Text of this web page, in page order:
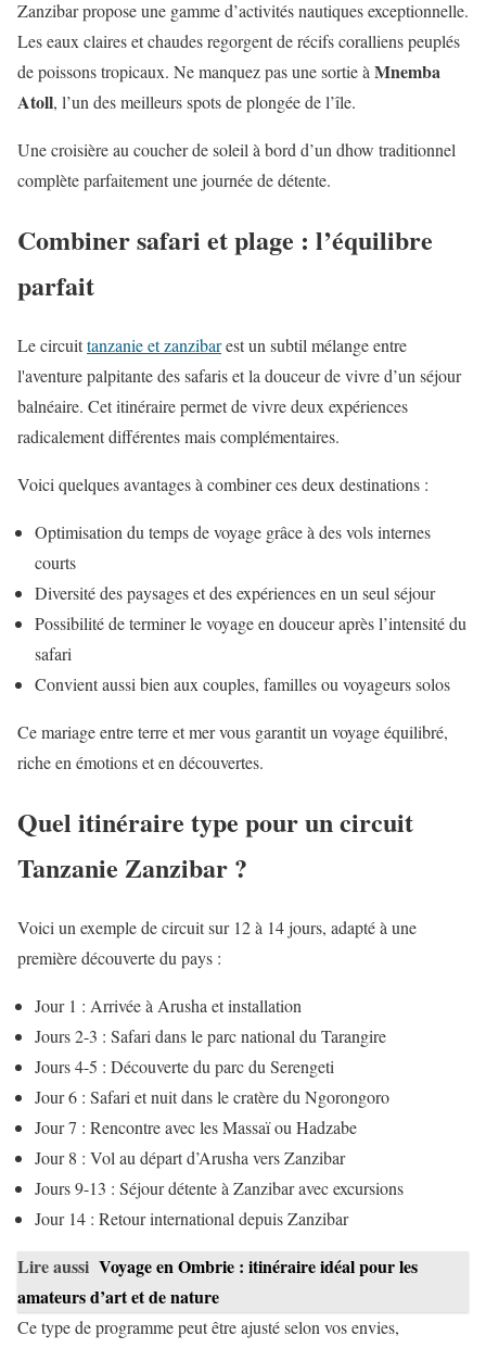
Zanzibar propose une gamme d’activités nautiques exceptionnelle.
Les eaux claires et chaudes regorgent de récifs coralliens peuplés
de poissons tropicaux. Ne manquez pas une sortie à Mnemba
Atoll, l’un des meilleurs spots de plongée de l’île.
Une croisière au coucher de soleil à bord d’un dhow traditionnel
complète parfaitement une journée de détente.
Combiner safari et plage : l’équilibre
parfait
Le circuittanzanie et zanzibarest un subtil mélange entre
l'aventure palpitante des safaris et la douceur de vivre d’un séjour
balnéaire. Cet itinéraire permet de vivre deux expériences
radicalement différentes mais complémentaires.
Voici quelques avantages à combiner ces deux destinations :
Optimisation du temps de voyage grâce à des vols internes
courts
Diversité des paysages et des expériences en un seul séjour
Possibilité de terminer le voyage en douceur après l’intensité du
safari
Convient aussi bien aux couples, familles ou voyageurs solos
Ce mariage entre terre et mer vous garantit un voyage équilibré,
riche en émotions et en découvertes.
Quel itinéraire type pour un circuit
Tanzanie Zanzibar ?
Voici un exemple de circuit sur 12 à 14 jours, adapté à une
première découverte du pays :
Jour 1 : Arrivée à Arusha et installation
Jours 2-3 : Safari dans le parc national du Tarangire
Jours 4-5 : Découverte du parc du Serengeti
Jour 6 : Safari et nuit dans le cratère du Ngorongoro
Jour 7 : Rencontre avec les Massaï ou Hadzabe
Jour 8 : Vol au départ d’Arusha vers Zanzibar
Jours 9-13 : Séjour détente à Zanzibar avec excursions
Jour 14 : Retour international depuis Zanzibar
Lire aussi Voyage en Ombrie : itinéraire idéal pour les
amateurs d’art et de nature
Ce type de programme peut être ajusté selon vos envies,